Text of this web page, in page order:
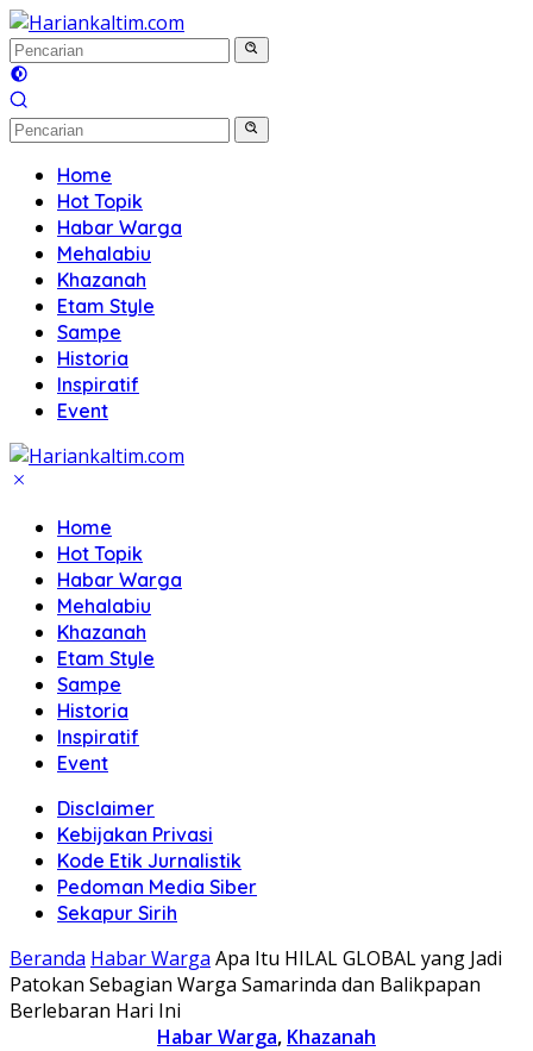
Langsung
ke
konten
Home
Hot Topik
Habar Warga
Mehalabiu
Khazanah
Etam Style
Sampe
Historia
Inspiratif
Event
Home
Hot Topik
Habar Warga
Mehalabiu
Khazanah
Etam Style
Sampe
Historia
Inspiratif
Event
Disclaimer
Kebijakan Privasi
Kode Etik Jurnalistik
Pedoman Media Siber
Sekapur Sirih
Beranda Habar Warga Apa Itu HILAL GLOBAL yang Jadi
Patokan Sebagian Warga Samarinda dan Balikpapan
Berlebaran Hari Ini
Habar Warga, Khazanah